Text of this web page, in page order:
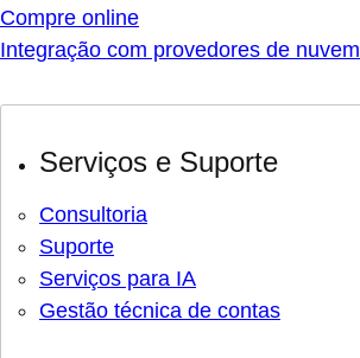
Compre online
Integração com provedores de nuvem
Serviços e Suporte
Consultoria
Suporte
Serviços para IA
Gestão técnica de contas